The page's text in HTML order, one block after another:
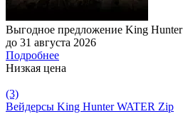
Выгодное предложение King Hunter
до 31 августа 2026
Подробнее
Низкая цена
(3)
Вейдерсы King Hunter WATER Zip